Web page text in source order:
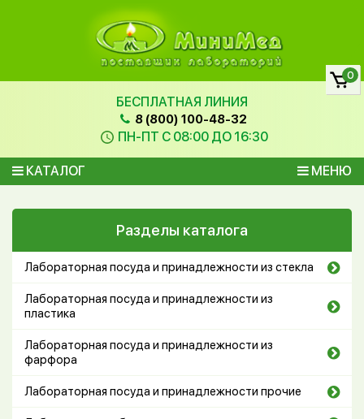
БЕСПЛАТНАЯ ЛИНИЯ
8 (800) 100-48-32
ПН-ПТ С 08:00 ДО 16:30
КАТАЛОГ МЕНЮ
0
Разделы каталога
Лабораторная посуда и принадлежности из стекла
Лабораторная посуда и принадлежности из
пластика
Лабораторная посуда и принадлежности из
фарфора
Лабораторная посуда и принадлежности прочие